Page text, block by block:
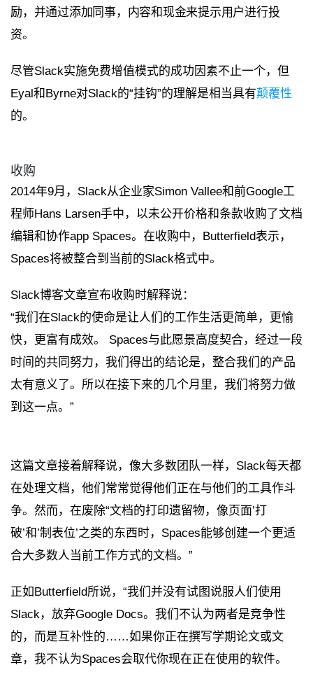
励，并通过添加同事，内容和现金来提示用户进行投
资。
尽管Slack实施免费增值模式的成功因素不止一个，但
Eyal和Byrne对Slack的“挂钩”的理解是相当具有颠覆性
的。
收购
2014年9月，Slack从企业家Simon Vallee和前Google工
程师Hans Larsen手中，以未公开价格和条款收购了文档
编辑和协作app Spaces。在收购中，Butterfield表示，
Spaces将被整合到当前的Slack格式中。
Slack博客文章宣布收购时解释说：
“我们在Slack的使命是让人们的工作生活更简单，更愉
快，更富有成效。 Spaces与此愿景高度契合，经过一段
时间的共同努力，我们得出的结论是，整合我们的产品
太有意义了。所以在接下来的几个月里，我们将努力做
到这一点。”
这篇文章接着解释说，像大多数团队一样，Slack每天都
在处理文档，他们常常觉得他们正在与他们的工具作斗
争。然而，在废除“文档的打印遗留物，像页面’打
破’和’制表位’之类的东西时，Spaces能够创建一个更适
合大多数人当前工作方式的文档。”
正如Butterfield所说，“我们并没有试图说服人们使用
Slack，放弃Google Docs。我们不认为两者是竞争性
的，而是互补性的……如果你正在撰写学期论文或文
章，我不认为Spaces会取代你现在正在使用的软件。